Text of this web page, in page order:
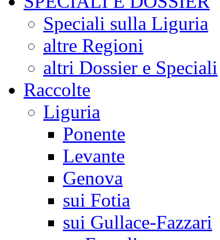
Speciali sulla Liguria
altre Regioni
altri Dossier e Speciali
Raccolte
Liguria
Ponente
Levante
Genova
sui Fotia
sui Gullace-Fazzari